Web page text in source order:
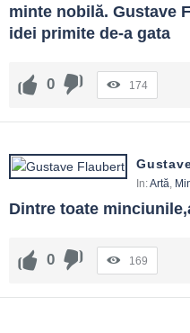
minte nobilă. Gustave
idei primite de-a gata
0 174
In:Artă,
Dintre toate
0 169